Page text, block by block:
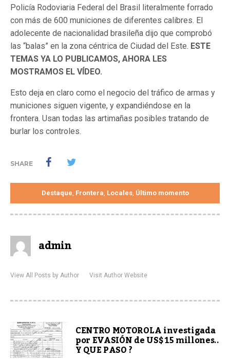
Policía Rodoviaria Federal del Brasil literalmente forrado
con más de 600 municiones de diferentes calibres. El
adolecente de nacionalidad brasileña dijo que comprobó
las “balas” en la zona céntrica de Ciudad del Este. ESTE
TEMAS YA LO PUBLICAMOS, AHORA LES
MOSTRAMOS EL VÍDEO.
Esto deja en claro como el negocio del tráfico de armas y
municiones siguen vigente, y expandiéndose en la
frontera. Usan todas las artimañas posibles tratando de
burlar los controles.
SHARE
Destaque, Frontera, Locales, Último momento
admin
View All Posts by Author Visit Author Website
CENTRO MOTOROLA investigada
por EVASIÓN de US$ 15 millones..
Y QUE PASO ?